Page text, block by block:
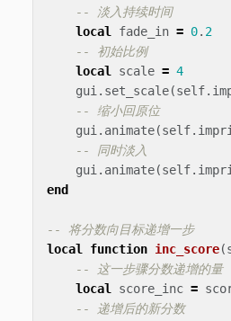
-- 淡入持续时间
local
fade_in = 0. 2
-- 初始比例
local
scale = 4
gui . set_scale(self.
-- 缩小回原位
gui . animate(self.
-- 同时淡入
gui . animate(self.
end
-- 将分数向目标递增一步
local
function inc_score(
-- 这一步骤分数递增的量
local
score_inc =
-- 递增后的新分数